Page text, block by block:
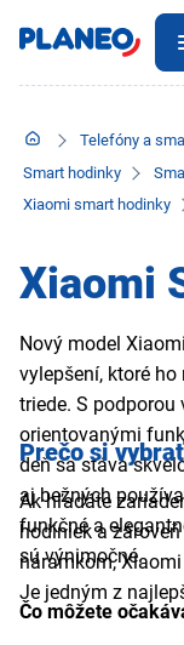
Telefóny a
Smart hodinky
Xiaomi smart hodinky
Xiaomi
Nový model
vylepšení, ktoré
triede. S podporou
orientovanými
deň sa stáva
aj bežných
funkčné a
sú výnimočné.
Prečo si
Ak hľadáte
hodiniek a
náramkom,
Je jedným z
Čo môžete